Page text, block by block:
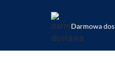
Darmowa